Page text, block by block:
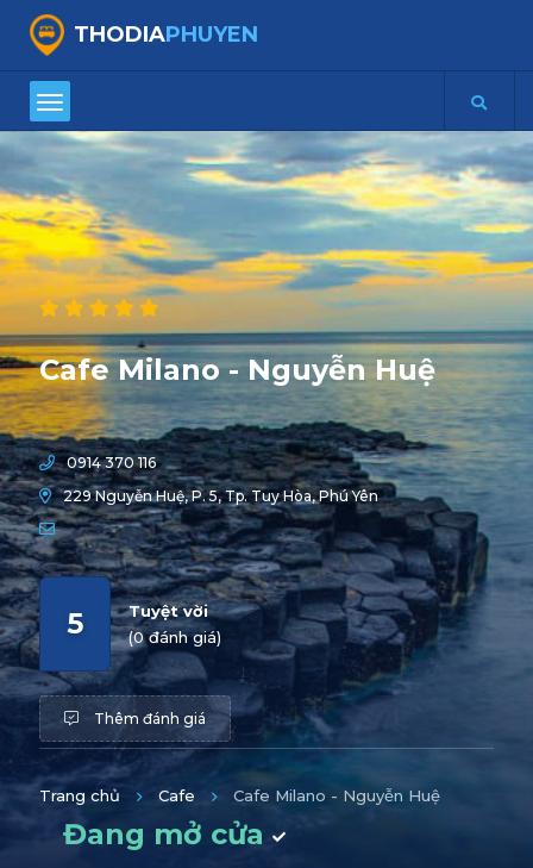
THODIAPHUYEN
Cafe Milano - Nguyễn Huệ
0914 370 116
229 Nguyễn Huệ, P. 5, Tp. Tuy Hòa, Phú Yên
Tuyệt vời
(0 đánh giá)
5
Thêm đánh giá
Trang chủ Cafe Cafe Milano - Nguyễn Huệ
Đang mở cửa